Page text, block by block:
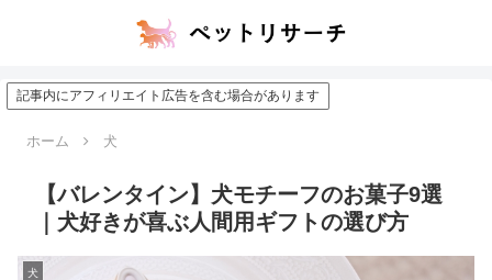
記事内にアフィリエイト広告を含む場合があります
ホーム 犬
【バレンタイン】犬モチーフのお菓子9選
｜犬好きが喜ぶ人間用ギフトの選び方
犬